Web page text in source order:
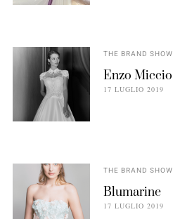
THE BRAND SHOW
Enzo Miccio
17 LUGLIO 2019
THE BRAND SHOW
Blumarine
17 LUGLIO 2019